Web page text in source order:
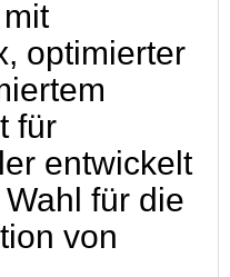
optimierter
für
entwickelt
für die
von